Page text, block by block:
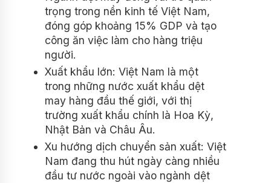
trọng trong nền kinh tế Việt Nam,
đóng góp khoảng 15% GDP và tạo
công ăn việc làm cho hàng triệu
người.
Xuất khẩu lớn: Việt Nam là một
trong những nước xuất khẩu dệt
may hàng đầu thế giới, với thị
trường xuất khẩu chính là Hoa Kỳ,
Nhật Bản và Châu Âu.
Xu hướng dịch chuyển sản xuất: Việt
Nam đang thu hút ngày càng nhiều
đầu tư nước ngoài vào ngành dệt